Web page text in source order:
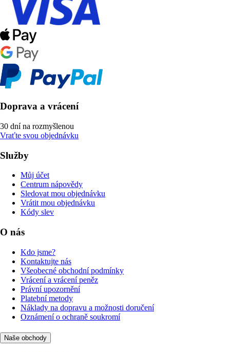
Doprava a vrácení
30 dní na rozmyšlenou
Vraťte svou objednávku
Služby
Můj účet
Centrum nápovědy
Sledovat mou objednávku
Vrátit mou objednávku
Kódy slev
O nás
Kdo jsme?
Kontaktujte nás
Všeobecné obchodní podmínky
Vrácení a vrácení peněz
Právní upozornění
Platební metody
Náklady na dopravu a možnosti doručení
Oznámení o ochraně soukromí
Naše obchody